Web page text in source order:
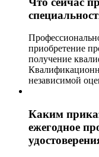
приобретение
получение
независимой
Каким
ежегодное